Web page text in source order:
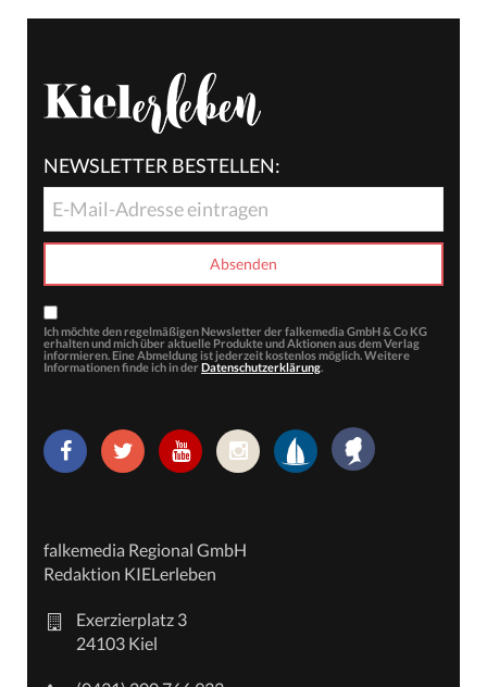
NEWSLETTER BESTELLEN:
Ich möchte den regelmäßigen Newsletter der falkemedia GmbH & Co KG
erhalten und mich über aktuelle Produkte und Aktionen aus dem Verlag
informieren. Eine Abmeldung ist jederzeit kostenlos möglich. Weitere
Informationen finde ich in der Datenschutzerklärung.
falkemedia Regional GmbH
Redaktion KIELerleben
Exerzierplatz 3
24103 Kiel